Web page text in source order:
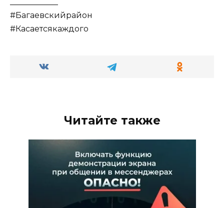
#Багаевскийрайон
#Касаетсякаждого
Читайте также